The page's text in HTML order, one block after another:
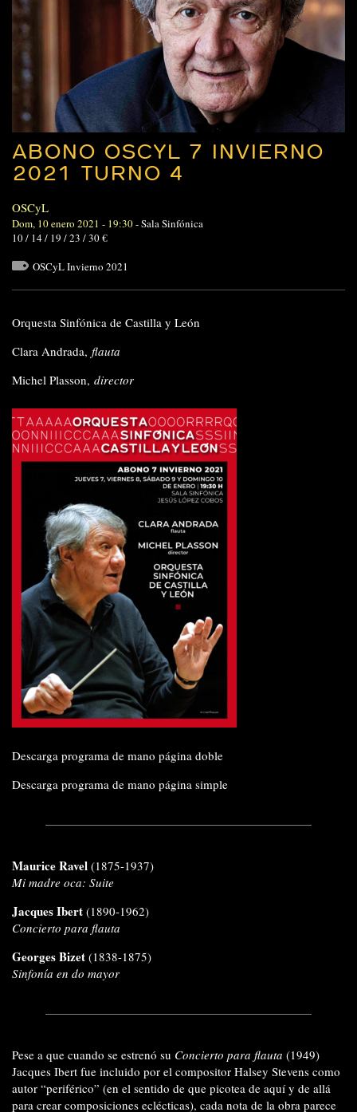
ABONO OSCYL 7 INVIERNO
2021 TURNO 4
OSCyL
Dom, 10 enero 2021 - 19:30-Sala Sinfónica
10 / 14 / 19 / 23 / 30 €
OSCyL Invierno 2021
Orquesta Sinfónica de Castilla y León
Clara Andrada, flauta
Michel Plasson, director
Descarga programa de mano página doble
Descarga programa de mano página simple
Maurice Ravel (1875-1937)
Mi madre oca: Suite
Jacques Ibert (1890-1962)
Concierto para flauta
Georges Bizet (1838-1875)
Sinfonía en do mayor
Pese a que cuando se estrenó su Concierto para flauta (1949)
Jacques Ibert fue incluido por el compositor Halsey Stevens como
autor “periférico” (en el sentido de que picotea de aquí y de allá
para crear composiciones eclécticas), cada nota de la obra parece